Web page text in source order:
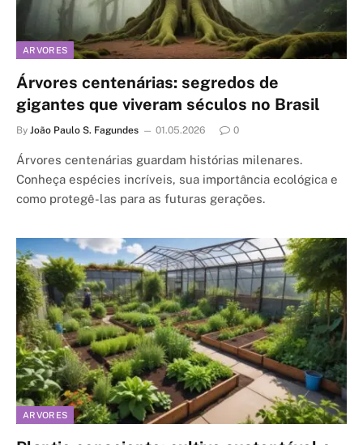
ARVORES
Árvores centenárias: segredos de
gigantes que viveram séculos no Brasil
By João Paulo S. Fagundes 01.05.2026 0
Árvores centenárias guardam histórias milenares.
Conheça espécies incríveis, sua importância ecológica e
como protegê-las para as futuras gerações.
ARVORES